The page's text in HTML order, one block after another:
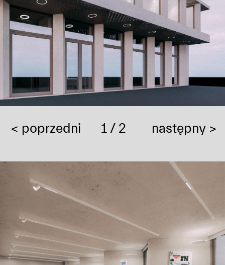
1 / 2
< poprzedni następny >